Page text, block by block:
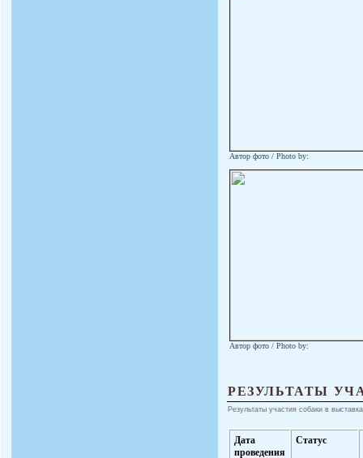
Автор фото / Photo by:
Автор фото / Photo by:
РЕЗУЛЬТАТЫ
Результаты участия собаки в
Дата
проведения
Статус